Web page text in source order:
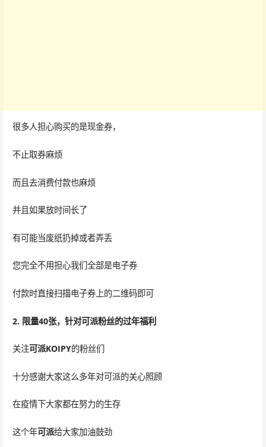
很多人担心购买的是现金券，
不止取券麻烦
而且去消费付款也麻烦
并且如果放时间长了
有可能当废纸扔掉或者弄丢
您完全不用担心我们全部是电子券
付款时直接扫描电子券上的二维码即可
2. 限量40张，针对可派粉丝的过年福利
关注可派KOIPY的粉丝们
十分感谢大家这么多年对可派的关心照顾
在疫情下大家都在努力的生存
这个年可派给大家加油鼓劲